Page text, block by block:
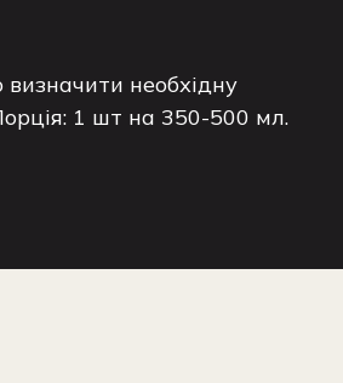
визначити необхідну
1 шт на 350-500 мл.